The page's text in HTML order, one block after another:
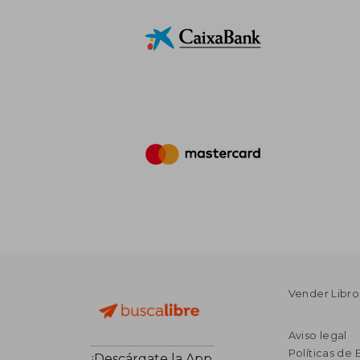
Vender
Aviso legal
Políticas de